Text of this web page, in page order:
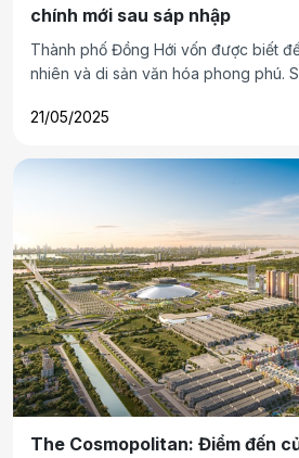
chính mới sau sáp nhập
Thành phố Đồng Hới vốn được biết
nhiên và di sản văn hóa phong phú.
chính của tỉnh, điều này đang mở ra
21/05/2025
The Cosmopolitan: Điểm đến